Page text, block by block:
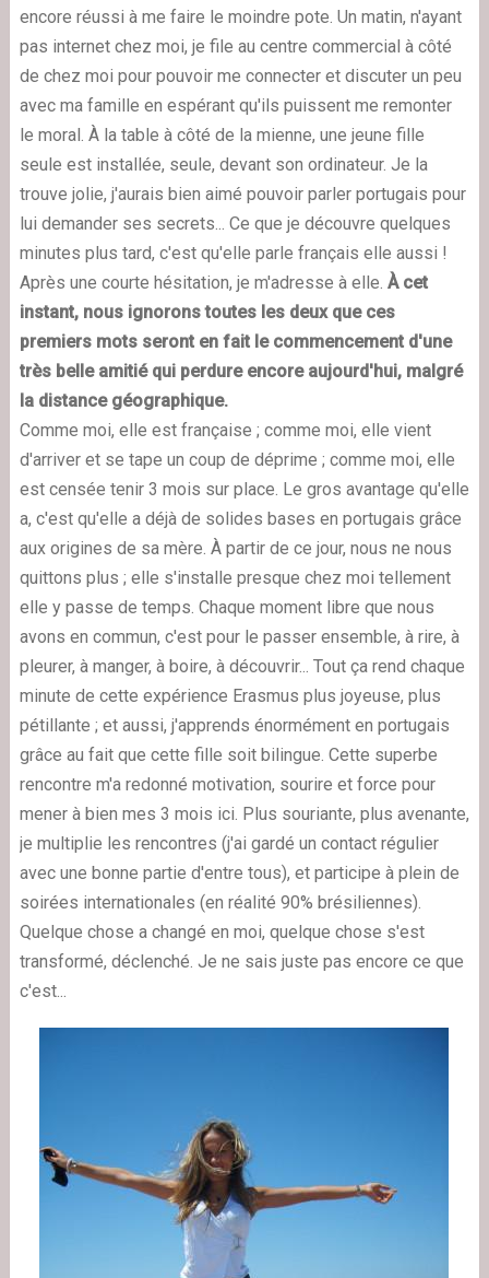
encore réussi à me faire le moindre pote. Un matin, n'ayant
pas internet chez moi, je file au centre commercial à côté
de chez moi pour pouvoir me connecter et discuter un peu
avec ma famille en espérant qu'ils puissent me remonter
le moral. À la table à côté de la mienne, une jeune fille
seule est installée, seule, devant son ordinateur. Je la
trouve jolie, j'aurais bien aimé pouvoir parler portugais pour
lui demander ses secrets... Ce que je découvre quelques
minutes plus tard, c'est qu'elle parle français elle aussi !
Après une courte hésitation, je m'adresse à elle. À cet
instant, nous ignorons toutes les deux que ces
premiers mots seront en fait le commencement d'une
très belle amitié qui perdure encore aujourd'hui, malgré
la distance géographique.
Comme moi, elle est française ; comme moi, elle vient
d'arriver et se tape un coup de déprime ; comme moi, elle
est censée tenir 3 mois sur place. Le gros avantage qu'elle
a, c'est qu'elle a déjà de solides bases en portugais grâce
aux origines de sa mère. À partir de ce jour, nous ne nous
quittons plus ; elle s'installe presque chez moi tellement
elle y passe de temps. Chaque moment libre que nous
avons en commun, c'est pour le passer ensemble, à rire, à
pleurer, à manger, à boire, à découvrir... Tout ça rend chaque
minute de cette expérience Erasmus plus joyeuse, plus
pétillante ; et aussi, j'apprends énormément en portugais
grâce au fait que cette fille soit bilingue. Cette superbe
rencontre m'a redonné motivation, sourire et force pour
mener à bien mes 3 mois ici. Plus souriante, plus avenante,
je multiplie les rencontres (j'ai gardé un contact régulier
avec une bonne partie d'entre tous), et participe à plein de
soirées internationales (en réalité 90% brésiliennes).
Quelque chose a changé en moi, quelque chose s'est
transformé, déclenché. Je ne sais juste pas encore ce que
c'est...